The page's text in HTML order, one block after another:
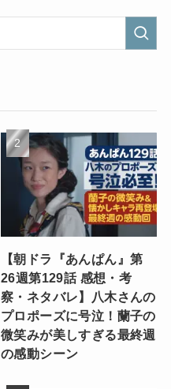
【朝ドラ『あんぱん』第
26週第129話 感想・考
察・ネタバレ】八木さんの
プロポーズに号泣！蘭子の
微笑みが美しすぎる最終週
の感動シーン